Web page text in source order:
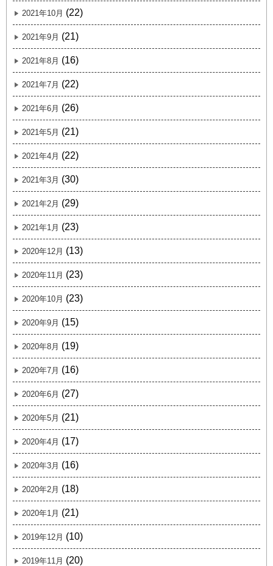
2021年10月 (22)
2021年9月 (21)
2021年8月 (16)
2021年7月 (22)
2021年6月 (26)
2021年5月 (21)
2021年4月 (22)
2021年3月 (30)
2021年2月 (29)
2021年1月 (23)
2020年12月 (13)
2020年11月 (23)
2020年10月 (23)
2020年9月 (15)
2020年8月 (19)
2020年7月 (16)
2020年6月 (27)
2020年5月 (21)
2020年4月 (17)
2020年3月 (16)
2020年2月 (18)
2020年1月 (21)
2019年12月 (10)
2019年11月 (20)